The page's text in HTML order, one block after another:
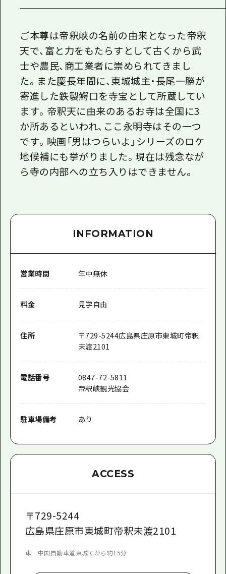
メディア掲載情報
フォトダウンロード
関連リンク
ご本尊は帝釈峡の名前の由来となった帝釈
天で、富と力をもたらすとして古くから武
士や農民、商工業者に崇められてきまし
た。また慶長年間に、東城城主・長尾一勝が
寄進した鉄製鰐口を寺宝として所蔵してい
ます。帝釈天に由来のあるお寺は全国に3
か所あるといわれ、ここ永明寺はその一つ
です。映画「男はつらいよ」シリーズのロケ
地候補にも挙がりました。現在は残念なが
ら寺の内部への立ち入りはできません。
INFORMATION
営業時間 年中無休
料金 見学自由
住所 〒729-5244広島県庄原市東城町帝釈
未渡2101
電話番号
0847-72-5811
帝釈峡観光協会
駐車場備考 あり
ACCESS
〒729-5244
広島県庄原市東城町帝釈未渡2101
車 中国自動車道東城ICから約15分